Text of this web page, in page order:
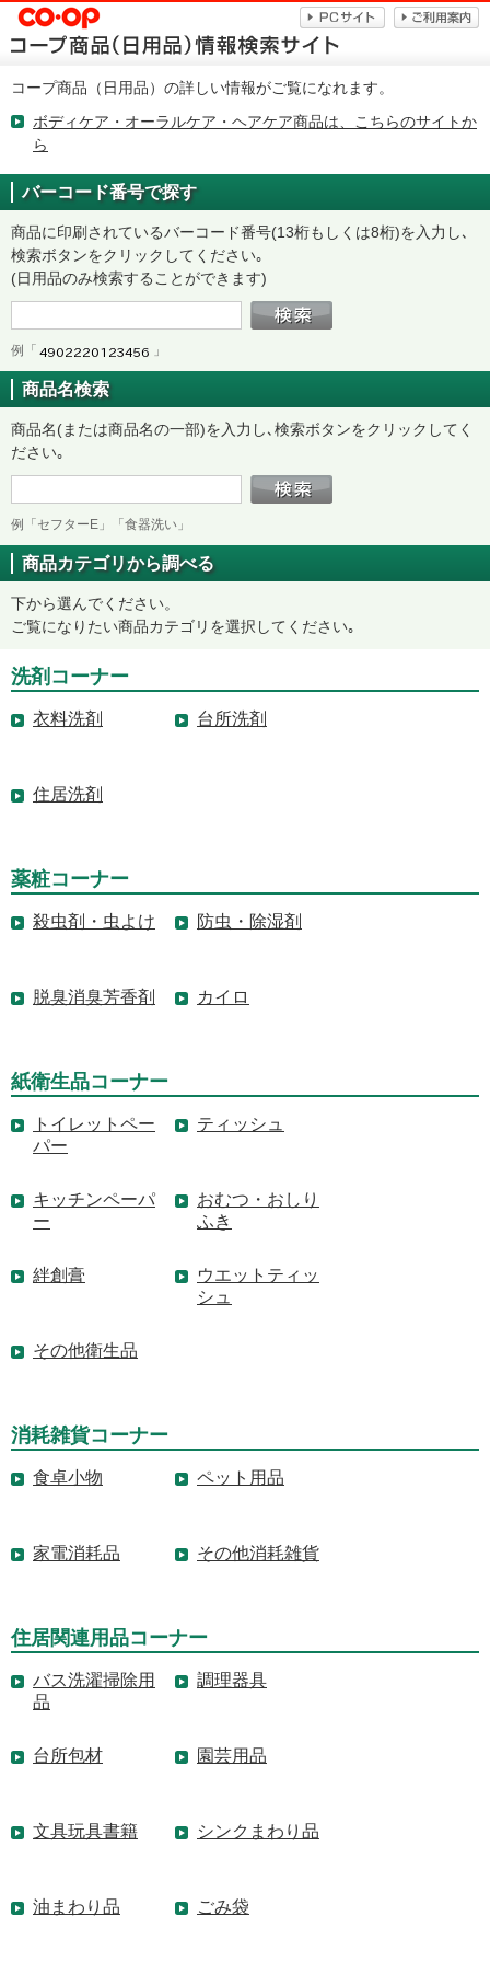
コープ商品（日用品）の詳しい情報がご覧になれます。
ボディケア・オーラルケア・ヘアケア商品は、こちらのサイトか
ら
バーコード番号で探す
商品に印刷されているバーコード番号(13桁もしくは8桁)を入力し､
検索ボタンをクリックしてください｡
(日用品のみ検索することができます)
例「 」
商品名検索
商品名(または商品名の一部)を入力し､検索ボタンをクリックしてく
ださい｡
例「セフターE」「食器洗い」
商品カテゴリから調べる
下から選んでください。
ご覧になりたい商品カテゴリを選択してください｡
洗剤コーナー
衣料洗剤 台所洗剤
住居洗剤
薬粧コーナー
殺虫剤・虫よけ 防虫・除湿剤
脱臭消臭芳香剤 カイロ
紙衛生品コーナー
トイレットペー
パー
ティッシュ
キッチンペーパ
ー
おむつ・おしり
ふき
絆創膏
ウエットティッ
シュ
その他衛生品
消耗雑貨コーナー
食卓小物 ペット用品
家電消耗品 その他消耗雑貨
住居関連用品コーナー
バス洗濯掃除用
品
調理器具
台所包材 園芸用品
文具玩具書籍 シンクまわり品
油まわり品 ごみ袋